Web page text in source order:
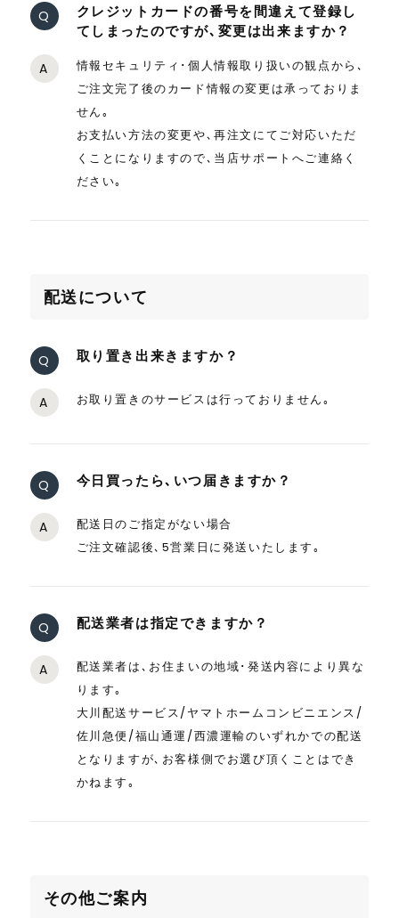
Q
クレジットカードの番号を間違えて登録し
てしまったのですが､変更は出来ますか？
A
情報セキュリティ･個人情報取り扱いの観点から､
ご注文完了後のカード情報の変更は承っておりま
せん｡
お支払い方法の変更や､再注文にてご対応いただ
くことになりますので､当店サポートへご連絡く
ださい｡
配送について
Q 取り置き出来きますか？
A お取り置きのサービスは行っておりません｡
Q 今日買ったら､いつ届きますか？
A
配送日のご指定がない場合
ご注文確認後､5営業日に発送いたします｡
Q 配送業者は指定できますか？
A
配送業者は､お住まいの地域･発送内容により異な
ります｡
大川配送サービス/ヤマトホームコンビニエンス/
佐川急便/福山通運/西濃運輸のいずれかでの配送
となりますが､お客様側でお選び頂くことはでき
かねます｡
その他ご案内